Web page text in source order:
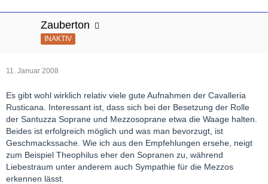
Zauberton
INAKTIV
11. Januar 2008
Es gibt wohl wirklich relativ viele gute Aufnahmen der Cavalleria
Rusticana. Interessant ist, dass sich bei der Besetzung der Rolle
der Santuzza Soprane und Mezzosoprane etwa die Waage halten.
Beides ist erfolgreich möglich und was man bevorzugt, ist
Geschmackssache. Wie ich aus den Empfehlungen ersehe, neigt
zum Beispiel Theophilus eher den Sopranen zu, während
Liebestraum unter anderem auch Sympathie für die Mezzos
erkennen lässt.